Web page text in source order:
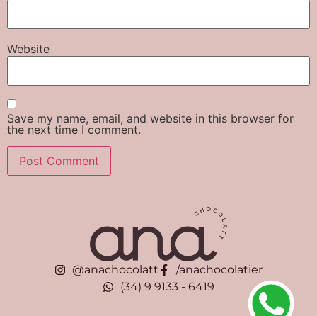
Website
Save my name, email, and website in this browser for
the next time I comment.
@anachocolatt
/anachocolatier
(34) 9 9133 - 6419